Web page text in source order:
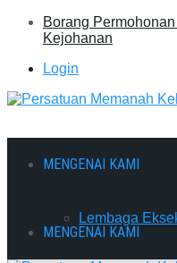
Borang
Kejohanan
Login
MENGENAI KAMI
Lembaga
MENGENAI KAMI